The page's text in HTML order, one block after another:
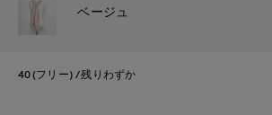
ベージュ
40(フリー) 残りわずか